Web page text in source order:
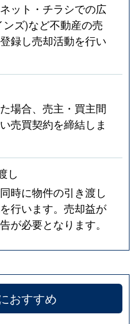
ット・チラシでの広
ズ)など不動産の売
録し売却活動を行い
場合、売主・買主間
売買契約を締結しま
し
時に物件の引き渡し
行います。売却益が
が必要となります。
おすすめ